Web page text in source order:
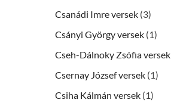
Csanádi Imre versek (3)
Csányi György versek (1)
Cseh-Dálnoky Zsófia versek
Csernay József versek (1)
Csiha Kálmán versek (1)